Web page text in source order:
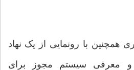
همچنین با رونمایی از یک نهاد
و معرفی سیستم مجوز برای